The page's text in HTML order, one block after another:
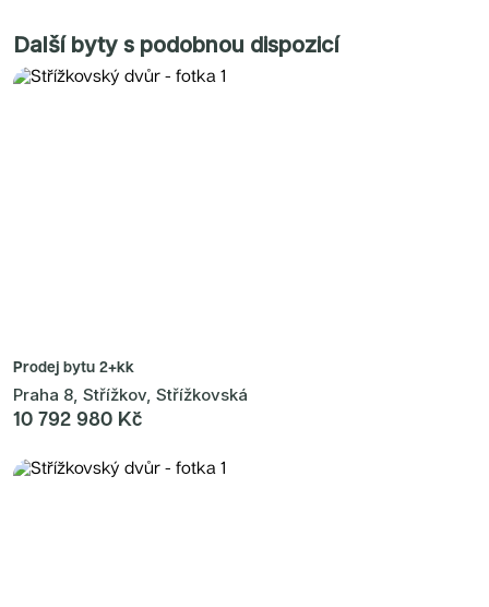
Další byty s podobnou dispozicí
Prodej bytu 2+kk
Praha 8, Střížkov, Střížkovská
10 792 980 Kč